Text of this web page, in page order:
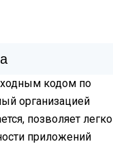
кодом по
организацией
позволяет легко
приложений